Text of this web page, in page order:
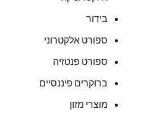
בידור
ספורט אלקטרוני
ספורט פנטזיה
ברוקרים פיננסיים
מוצרי מזון